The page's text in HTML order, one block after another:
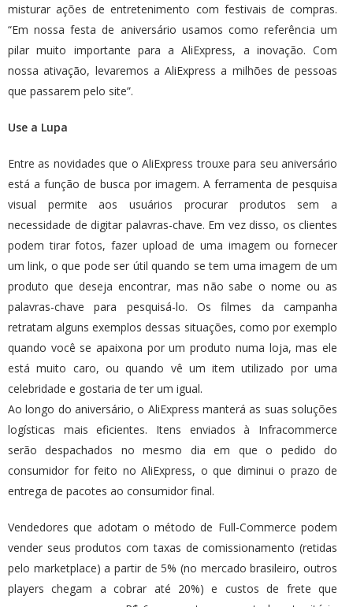
misturar ações de entretenimento com festivais de compras.
“Em nossa festa de aniversário usamos como referência um
pilar muito importante para a AliExpress, a inovação. Com
nossa ativação, levaremos a AliExpress a milhões de pessoas
que passarem pelo site”.
Use a Lupa
Entre as novidades que o AliExpress trouxe para seu aniversário
está a função de busca por imagem. A ferramenta de pesquisa
visual permite aos usuários procurar produtos sem a
necessidade de digitar palavras-chave. Em vez disso, os clientes
podem tirar fotos, fazer upload de uma imagem ou fornecer
um link, o que pode ser útil quando se tem uma imagem de um
produto que deseja encontrar, mas não sabe o nome ou as
palavras-chave para pesquisá-lo. Os filmes da campanha
retratam alguns exemplos dessas situações, como por exemplo
quando você se apaixona por um produto numa loja, mas ele
está muito caro, ou quando vê um item utilizado por uma
celebridade e gostaria de ter um igual.
Ao longo do aniversário, o AliExpress manterá as suas soluções
logísticas mais eficientes. Itens enviados à Infracommerce
serão despachados no mesmo dia em que o pedido do
consumidor for feito no AliExpress, o que diminui o prazo de
entrega de pacotes ao consumidor final.
Vendedores que adotam o método de Full-Commerce podem
vender seus produtos com taxas de comissionamento (retidas
pelo marketplace) a partir de 5% (no mercado brasileiro, outros
players chegam a cobrar até 20%) e custos de frete que